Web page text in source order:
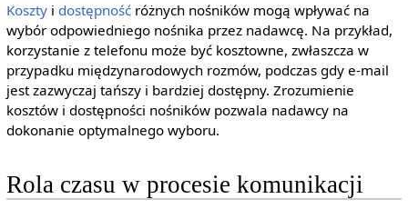
Kosztyi dostępnośćróżnych nośników mogą wpływać na
wybór odpowiedniego nośnika przez nadawcę. Na przykład,
korzystanie z telefonu może być kosztowne, zwłaszcza w
przypadku międzynarodowych rozmów, podczas gdy e-mail
jest zazwyczaj tańszy i bardziej dostępny. Zrozumienie
kosztów i dostępności nośników pozwala nadawcy na
dokonanie optymalnego wyboru.
Rola czasu w procesie komunikacji